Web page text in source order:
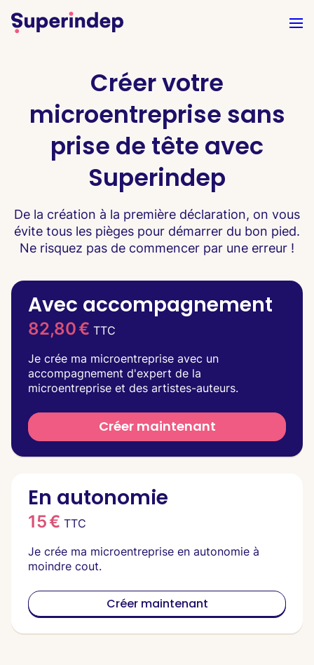
Créer votre
microentreprise sans
prise de tête avec
Superindep
De la création à la première déclaration, on vous
évite tous les pièges pour démarrer du bon pied.
Ne risquez pas de commencer par une erreur !
Avec accompagnement
82,80 € TTC
Je crée ma microentreprise avec un
accompagnement d'expert de la
microentreprise et des artistes-auteurs.
Créer maintenant
En autonomie
15 € TTC
Je crée ma microentreprise en autonomie à
moindre cout.
Créer maintenant